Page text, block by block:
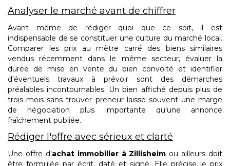
Analyser le marché avant de chiffrer
Avant même de rédiger quoi que ce soit, il est
indispensable de se constituer une culture du marché local.
Comparer les prix au mètre carré des biens similaires
vendus récemment dans le même secteur, évaluer la
durée de mise en vente du bien convoité et identifier
d'éventuels travaux à prévoir sont des démarches
préalables incontournables. Un bien affiché depuis plus de
trois mois sans trouver preneur laisse souvent une marge
de négociation plus importante qu'une annonce
fraîchement publiée.
Rédiger l'offre avec sérieux et clarté
Une offre d'achat immobilier à Zillisheim ou ailleurs doit
être formulée par écrit, daté et signé. Elle précise le prix